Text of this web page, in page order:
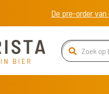
De pre-order